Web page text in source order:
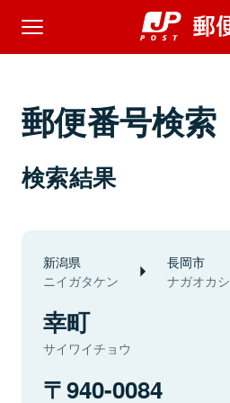
郵便番号検索
検索結果
新潟県
ニイガタケン
長岡市
ナガオカシ
幸町
サイワイチョウ
940-0084